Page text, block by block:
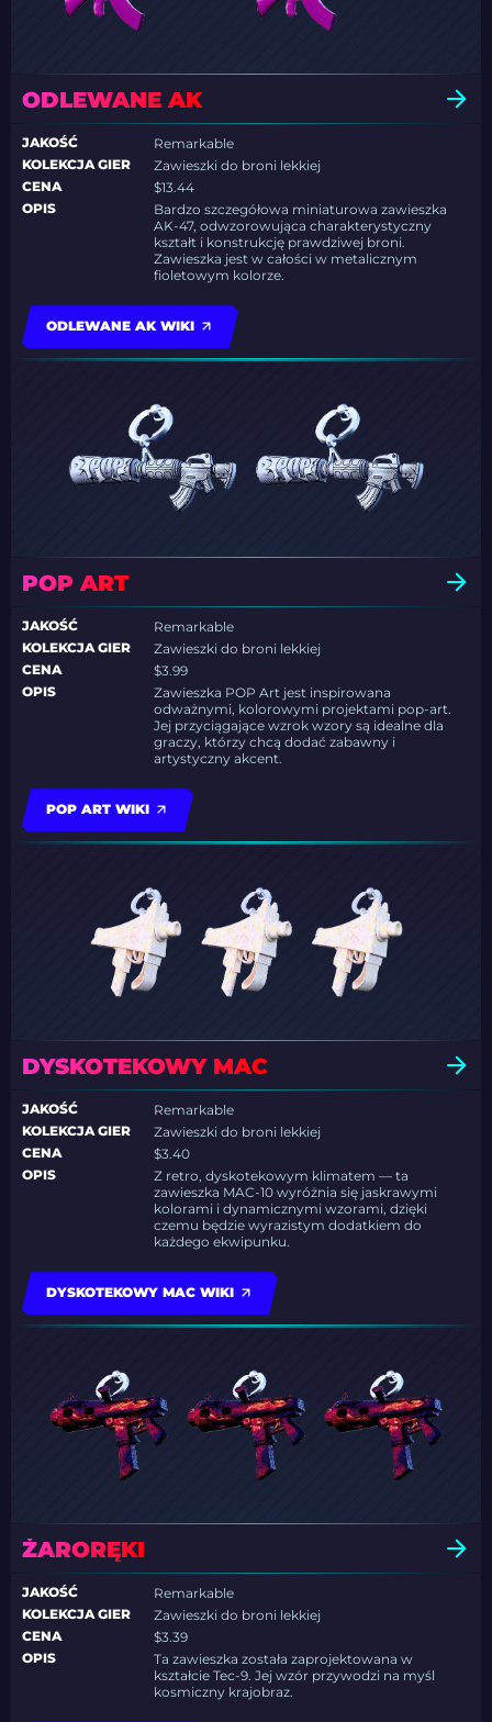
ODLEWANE AK
JAKOŚĆ
Remarkable
KOLEKCJA GIER
Zawieszki do broni lekkiej
CENA
$13.44
OPIS
Bardzo szczegółowa miniaturowa zawieszka
AK-47, odwzorowująca charakterystyczny
kształt i konstrukcję prawdziwej broni.
Zawieszka jest w całości w metalicznym
fioletowym kolorze.
ODLEWANE AK WIKI
POP ART
JAKOŚĆ
Remarkable
KOLEKCJA GIER
Zawieszki do broni lekkiej
CENA
$3.99
OPIS
Zawieszka POP Art jest inspirowana
odważnymi, kolorowymi projektami pop-art.
Jej przyciągające wzrok wzory są idealne dla
graczy, którzy chcą dodać zabawny i
artystyczny akcent.
POP ART WIKI
DYSKOTEKOWY MAC
JAKOŚĆ
Remarkable
KOLEKCJA GIER
Zawieszki do broni lekkiej
CENA
$3.40
OPIS
Z retro, dyskotekowym klimatem — ta
zawieszka MAC-10 wyróżnia się jaskrawymi
kolorami i dynamicznymi wzorami, dzięki
czemu będzie wyrazistym dodatkiem do
każdego ekwipunku.
DYSKOTEKOWY MAC WIKI
ŻARORĘKI
JAKOŚĆ
Remarkable
KOLEKCJA GIER
Zawieszki do broni lekkiej
CENA
$3.39
OPIS
Ta zawieszka została zaprojektowana w
kształcie Tec-9. Jej wzór przywodzi na myśl
kosmiczny krajobraz.